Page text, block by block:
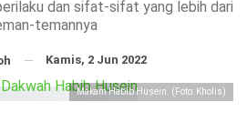
dan sifat-sifat yang lebih dari
temannya
Kamis, 2 Jun 2022
Makam Habib Husein. (Foto: Kholis)